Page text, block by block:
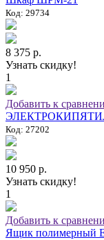
Код: 29734
8 375 р.
Узнать скидку!
1
Добавить к
Код: 27202
10 950 р.
Узнать скидку!
1
Добавить к
Ящик полимерный